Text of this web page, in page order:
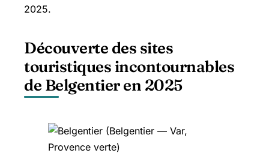
2025.
Découverte des sites
touristiques incontournables
de Belgentier en 2025